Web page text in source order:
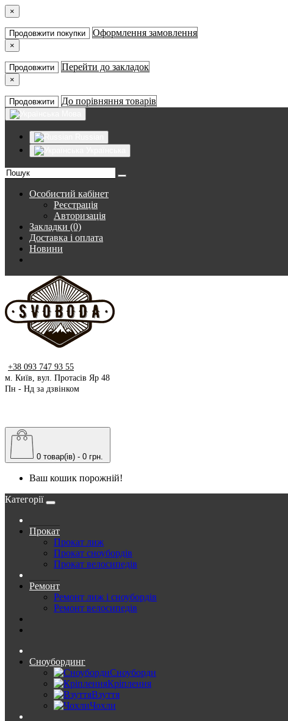
×
Продовжити покупки Оформлення замовлення
×
Продовжити Перейти до закладок
×
Продовжити До порівняння товарів
Особистий кабінет
Реєстрація
Авторизація
Закладки (0)
Доставка і оплата
Новини
+38 093 747 93 55
м. Київ, вул. Протасів Яр 48
Пн - Нд за дзвінком
0 товар(ів) - 0 грн.
Ваш кошик порожній!
Категорії
Прокат
Прокат лиж
Прокат сноубордів
Прокат велосипедів
Ремонт
Ремонт лиж і сноубордів
Ремонт велосипедів
Сноубординг
Сноуборди
Кріплення
Взуття
Чохли